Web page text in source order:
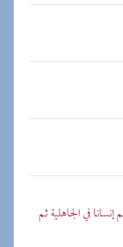
في الجاهلية ثم